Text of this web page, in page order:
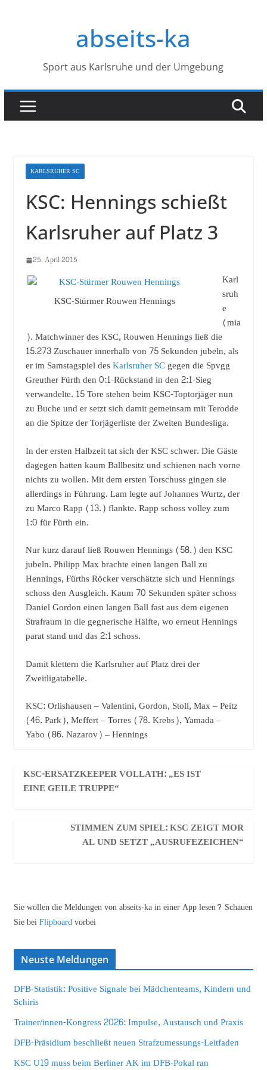
abseits-ka
Sport aus Karlsruhe und der Umgebung
KARLSRUHER SC
KSC: Hennings schießt
Karlsruher auf Platz 3
25. April 2015
KSC-Stürmer Rouwen Hennings
Karl
sruh
e
(mia
). Matchwinner des KSC, Rouwen Hennings ließ die
15.273 Zuschauer innerhalb von 75 Sekunden jubeln, als
er im Samstagspiel desKarlsruher SCgegen die Spvgg
Greuther Fürth den 0:1-Rückstand in den 2:1-Sieg
verwandelte. 15 Tore stehen beim KSC-Toptorjäger nun
zu Buche und er setzt sich damit gemeinsam mit Terodde
an die Spitze der Torjägerliste der Zweiten Bundesliga.
In der ersten Halbzeit tat sich der KSC schwer. Die Gäste
dagegen hatten kaum Ballbesitz und schienen nach vorne
nichts zu wollen. Mit dem ersten Torschuss gingen sie
allerdings in Führung. Lam legte auf Johannes Wurtz, der
zu Marco Rapp (13.) flankte. Rapp schoss volley zum
1:0 für Fürth ein.
Nur kurz darauf ließ Rouwen Hennings (58.) den KSC
jubeln. Philipp Max brachte einen langen Ball zu
Hennings, Fürths Röcker verschätzte sich und Hennings
schoss den Ausgleich. Kaum 70 Sekunden später schoss
Daniel Gordon einen langen Ball fast aus dem eigenen
Strafraum in die gegnerische Hälfte, wo erneut Hennings
parat stand und das 2:1 schoss.
Damit klettern die Karlsruher auf Platz drei der
Zweitligatabelle.
KSC: Orlishausen – Valentini, Gordon, Stoll, Max – Peitz
(46. Park), Meffert – Torres (78. Krebs), Yamada –
Yabo (86. Nazarov) – Hennings
KSC-ERSATZKEEPER VOLLATH: „ES IST
EINE GEILE TRUPPE“
STIMMEN ZUM SPIEL: KSC ZEIGT MOR
AL UND SETZT „AUSRUFEZEICHEN“
Sie wollen die Meldungen von abseits-ka in einer App lesen? Schauen
Sie beiFlipboardvorbei
Neuste Meldungen
DFB-Statistik: Positive Signale bei Mädchenteams, Kindern und
Schiris
Trainer/innen-Kongress 2026: Impulse, Austausch und Praxis
DFB-Präsidium beschließt neuen Strafzumessungs-Leitfaden
KSC U19 muss beim Berliner AK im DFB-Pokal ran